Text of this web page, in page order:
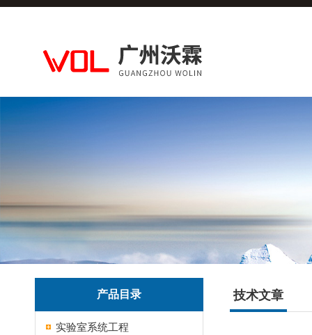
产品目录
实验室系统工程
技术文章